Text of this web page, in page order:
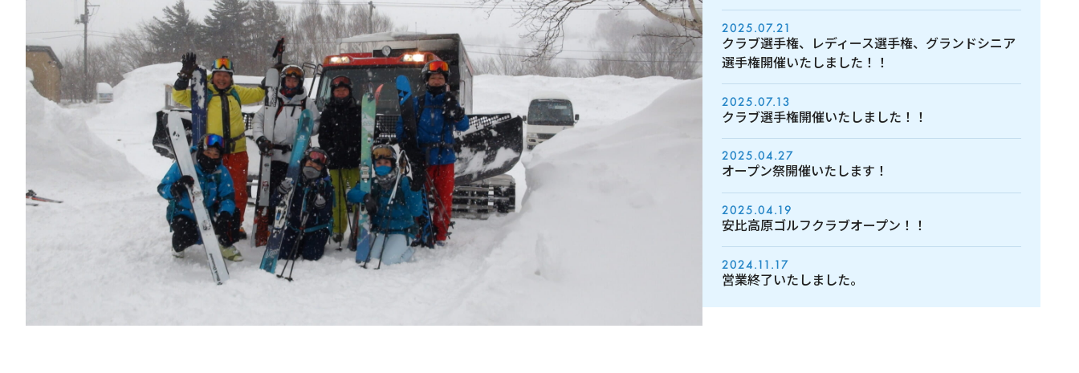
2025.07.21
クラブ選手権、レディース選手権、グランドシニア
選手権開催いたしました！！
2025.07.13
クラブ選手権開催いたしました！！
2025.04.27
オープン祭開催いたします！
2025.04.19
安比高原ゴルフクラブオープン！！
2024.11.17
営業終了いたしました。